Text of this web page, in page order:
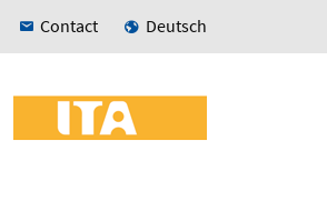
Contact Deutsch